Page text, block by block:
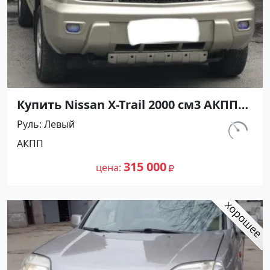
Купить Nissan X-Trail 2000 см3 АКПП
(140 л.с.) Бензин инжектор в
Армавир : цвет Бежевый
Внедорожник 2005 года по цене
315000 рублей, объявление №24600
на сайте Авторынок23
км.
Руль Левый
АКПП
цена 315 000